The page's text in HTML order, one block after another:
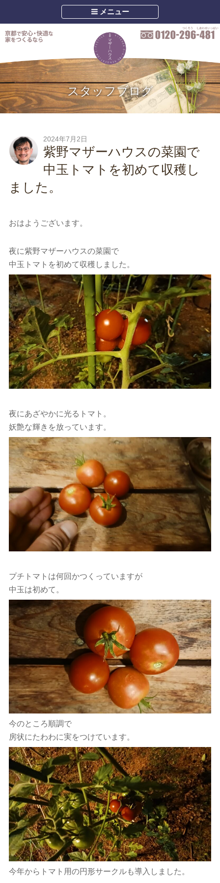
メニュー
スタッフブログ
2024年7月2日
紫野マザーハウスの菜園で
中玉トマトを初めて収穫し
ました。
おはようございます。
夜に紫野マザーハウスの菜園で
中玉トマトを初めて収穫しました。
夜にあざやかに光るトマト。
妖艶な輝きを放っています。
プチトマトは何回かつくっていますが
中玉は初めて。
今のところ順調で
房状にたわわに実をつけています。
今年からトマト用の円形サークルも導入しました。